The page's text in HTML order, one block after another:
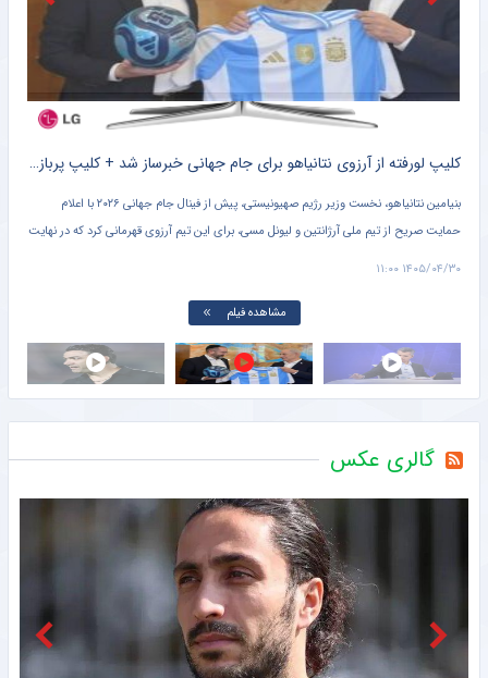
خبرگزاری مهر پاداش ۳ میلیاردی برای طلایی‌های تیراندازی در ناگویا
ترکیب تیم ملی بسکتبال با ویلچر مردان مشخص شد
خبرگزاری مهر لهستان میزبان قهرمانی باشگاه‌های جهان ۲۰۲۶ و ۲۰۲۷ شد
ترکیب استقلال برای فصل جدید مشخص شد/ معمای بختیاری‌زاده در یک پست مهم
خبرانلاین عکس | دردسر تازه برای همیلتون و کیم کارداشیان با انتشار عکس‌های جدید
جمع پرحاشیه‌ها در تراکتور جمع شد؛ میکس خداداد و نکونام در تقابل با ساکت الهامی!
خبرورزشی بسکتبال ایران حریفانش را در بازی‌های آسیایی شناخت
خبرورزشی کارت زرد برای ملی پوش جوان؛ فعلاً از اردو اخراج نمی‌شود!
خبرورزشی مورینیو به ستاره جدید رئال گیر داد: باید پیشرفت کنی!
پاداش ویژه برای مدال‌آوران تیراندازی در ناگویا/ ۳ میلیارد برای طلا
لهستان میزبان رقابت‌های والیبال باشگاه‌های جهان ۲۰۲۶ و ۲۰۲۷ شد
ترکیب تیم ملی بسکتبال با ویلچر مردان برای رقابت‌های قهرمانی جهان مشخص شد
خبرگزاری مهر حضور جودوکاران نوجوان ایران در مسابقات قهرمانی جهان
آخرین ویدیوها